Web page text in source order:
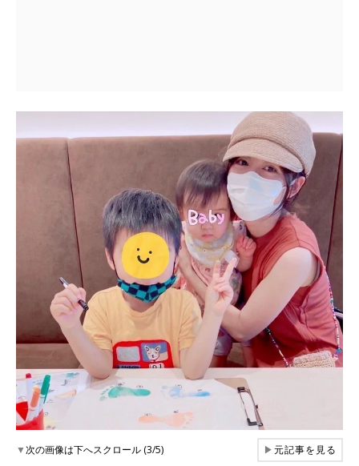
▼次の画像は下へスクロール (3/5) ▶元記事を見る